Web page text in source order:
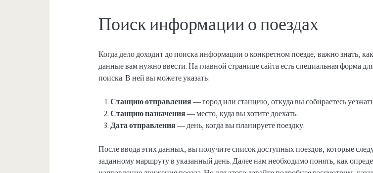
Поиск информации о поездах
Когда дело доходит до поиска информации о конкретном поезде, важно знать,
данные вам нужно ввести. На главной странице сайта есть специальная форма
поиска. В ней вы можете указать:
Станцию отправления— город или станцию, откуда вы собираетесь
Станцию назначения— место, куда вы хотите доехать.
Дата отправления— день, когда вы планируете поездку.
После ввода этих данных, вы получите список доступных поездов, которые
заданному маршруту в указанный день. Далее нам необходимо понять, как